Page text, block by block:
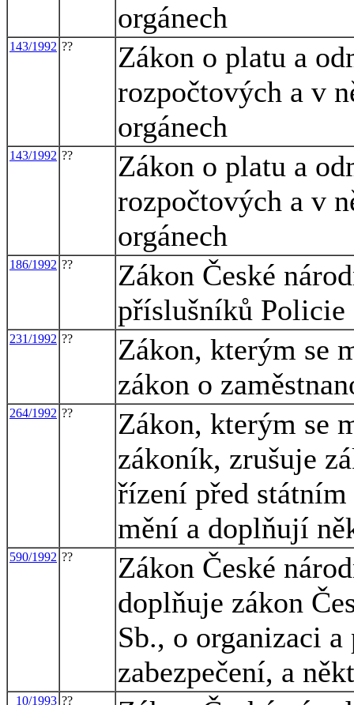
orgánech
143/1992 ??
Zákon o platu a
rozpočtových a v
orgánech
143/1992 ??
Zákon o platu a
rozpočtových a v
orgánech
186/1992 ??
Zákon České
příslušníků Policie
231/1992 ??
Zákon, kterým se
zákon o
264/1992 ??
Zákon, kterým se
zákoník, zrušuje
řízení před
mění a doplňují
590/1992 ??
Zákon České
doplňuje zákon
Sb., o organizaci
zabezpečení, a
10/1993 ??